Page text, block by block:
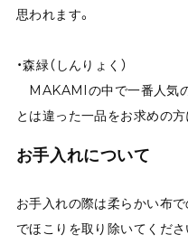
思われます。
・森緑（しんりょく）
MAKAMIの中で一番人気
とは違った一品をお求めの方
お手入れについて
お手入れの際は柔らかい布
でほこりを取り除いてくださ